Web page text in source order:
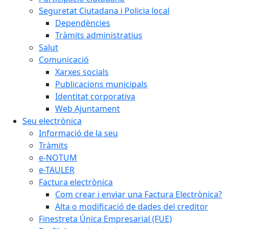
Seguretat Ciutadana i Policia local
Dependències
Tràmits administratius
Salut
Comunicació
Xarxes socials
Publicacions municipals
Identitat corporativa
Web Ajuntament
Seu electrònica
Informació de la seu
Tràmits
e-NOTUM
e-TAULER
Factura electrònica
Com crear i enviar una Factura Electrònica?
Alta o modificació de dades del creditor
Finestreta Única Empresarial (FUE)